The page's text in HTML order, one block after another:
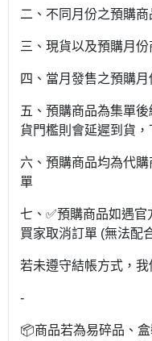
二、不同月份之預購
三、現貨以及預購月
四、當月發售之預購
五、預購商品為集單
貨門檻則會延遲到貨
六、預購商品均為代
單
七、✅預購商品如遇
買家取消訂單 (無法配
若未遵守結帳方式，
-
📦商品若為易碎品、